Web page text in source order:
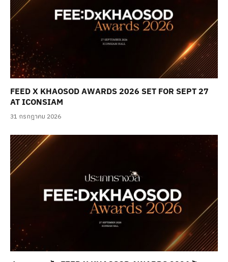
FEED X KHAOSOD AWARDS 2026 SET FOR SEPT 27
AT ICONSIAM
31 กรกฎาคม 2026